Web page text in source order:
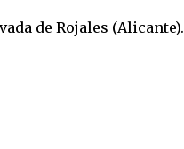
de Rojales (Alicante).